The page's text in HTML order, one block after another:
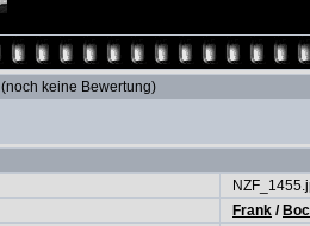
(noch keine Bewertung)
Frank /